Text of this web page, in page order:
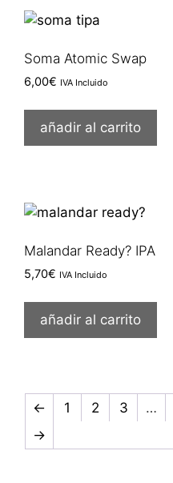
Soma Atomic Swap
6,00€ IVA Incluido
añadir al carrito
Malandar Ready? IPA
5,70€ IVA Incluido
añadir al carrito
← 1 2 3 …
→